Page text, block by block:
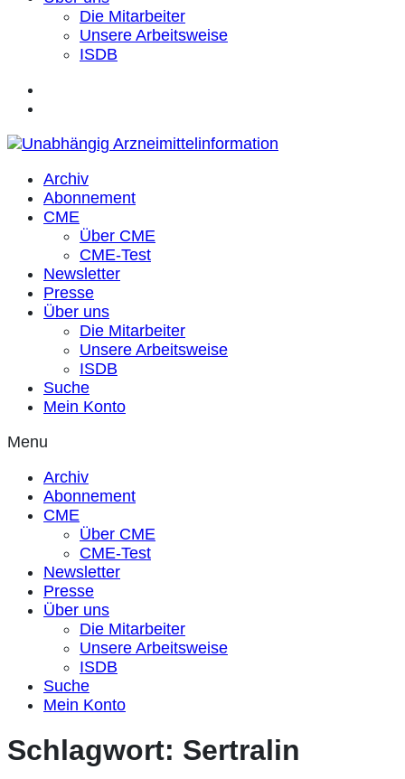
Die Mitarbeiter
Unsere Arbeitsweise
ISDB
Archiv
Abonnement
CME
Über CME
CME-Test
Newsletter
Presse
Über uns
Die Mitarbeiter
Unsere Arbeitsweise
ISDB
Suche
Mein Konto
Menu
Archiv
Abonnement
CME
Über CME
CME-Test
Newsletter
Presse
Über uns
Die Mitarbeiter
Unsere Arbeitsweise
ISDB
Suche
Mein Konto
Schlagwort: Sertralin